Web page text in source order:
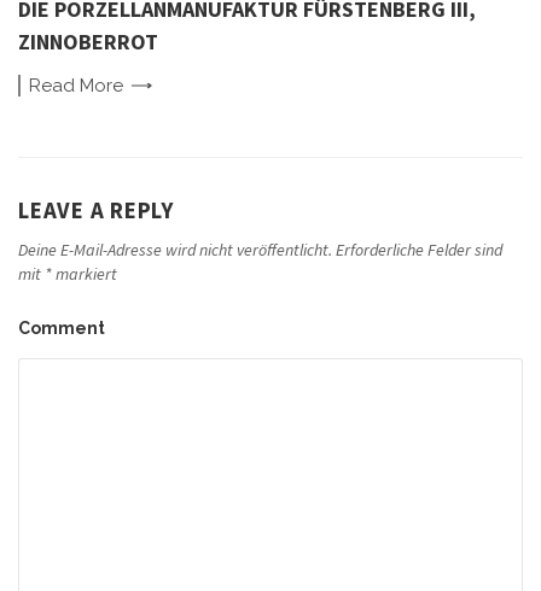
DIE PORZELLANMANUFAKTUR FÜRSTENBERG III,
ZINNOBERROT
Read More
LEAVE A REPLY
Deine E-Mail-Adresse wird nicht veröffentlicht. Erforderliche Felder sind
mit *markiert
Comment